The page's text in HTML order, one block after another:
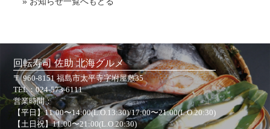
回転寿司 佐助 北海グルメ
〒 960-8151 福島市太平寺字坿屋敷35
TEL：024-573-6111
営業時間：
【平日】11:00〜14:00(L.O.13:30)/17:00〜21:00(L.O.20:30)
【土日祝】11:00〜21:00(L.O.20:30)